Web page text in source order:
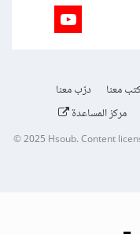
معنا
درّب معنا
مركز المساعدة
© 2025Hsoub.Content